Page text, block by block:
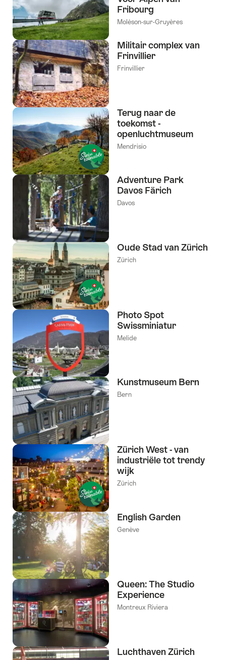
Fribourg
Moléson-sur-Gruyères
Militair complex van
Frinvillier
Frinvillier
Terug naar de
toekomst -
openluchtmuseum
Mendrisio
Adventure Park
Davos Färich
Davos
Oude Stad van Zürich
Zürich
Photo Spot
Swissminiatur
Melide
Kunstmuseum Bern
Bern
Zürich West - van
industriële tot trendy
wijk
Zürich
English Garden
Genève
Queen: The Studio
Experience
Montreux Riviera
Luchthaven Zürich